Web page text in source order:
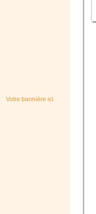
Votre bannière ici